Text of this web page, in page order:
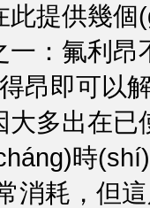
此提供幾個
：氟利昂
即可以解
出在已使
(cháng)
消耗，但